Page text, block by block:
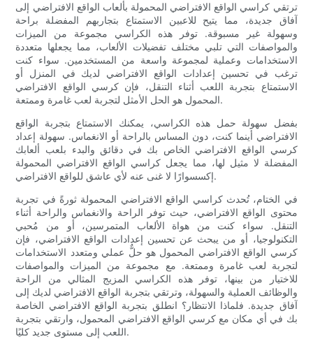
ترتقي كراسي الواقع الافتراضي المحمولة بألعاب الواقع الافتراضي إلى
آفاق جديدة، مما يتيح للاعبين الاستمتاع بتجاربهم المفضلة براحة
وسهولة غير مسبوقة. توفر هذه الكراسي مجموعة من الميزات
والمواصفات التي تلبي مختلف تفضيلات الألعاب، مما يجعلها متعددة
الاستخدامات وعملية لمجموعة واسعة من المستخدمين. سواء كنت
ترغب في تحسين إعدادات الواقع الافتراضي لديك في المنزل أو
الاستمتاع بتجربة اللعب أثناء التنقل، فإن كرسي الواقع الافتراضي
المحمول هو الحل الأمثل لتجربة لعب غامرة وممتعة.
بفضل سهولة حمل هذه الكراسي، يمكنك الاستمتاع بتجربة الواقع
الافتراضي أينما كنت، دون المساس بالراحة أو الانغماس. سهولة إعداد
كرسي الواقع الافتراضي الخاص بك في دقائق والبدء بلعب ألعابك
المفضلة لا مثيل لها، مما يجعل كراسي الواقع الافتراضي المحمولة
إكسسوارًا لا غنى عنه لأي عاشق للواقع الافتراضي.
في الختام، تُحدث كراسي الواقع الافتراضي المحمولة ثورةً في تجربة
محتوى الواقع الافتراضي، حيث توفر الراحة والانغماس والراحة أثناء
التنقل. سواء كنت من هواة الألعاب المتمرسين، أو من مُحبي
التكنولوجيا، أو من يبحث عن تحسين إعدادات الواقع الافتراضي، فإن
كرسي الواقع الافتراضي المحمول هو حلٌّ عملي ومتعدد الاستخدامات
لتجربة لعب غامرة وممتعة. مع مجموعة من الميزات والمواصفات
للاختيار من بينها، توفر هذه الكراسي المزيج المثالي من الراحة
والوظائف العملية والسهولة، وترتقي بتجربة الواقع الافتراضي لديك إلى
آفاق جديدة. فلماذا الانتظار؟ انطلق بتجربة الواقع الافتراضي الخاصة
بك في أي مكان مع كرسي الواقع الافتراضي المحمول، وارتقي بتجربة
اللعب إلى مستوى جديد كليًا.